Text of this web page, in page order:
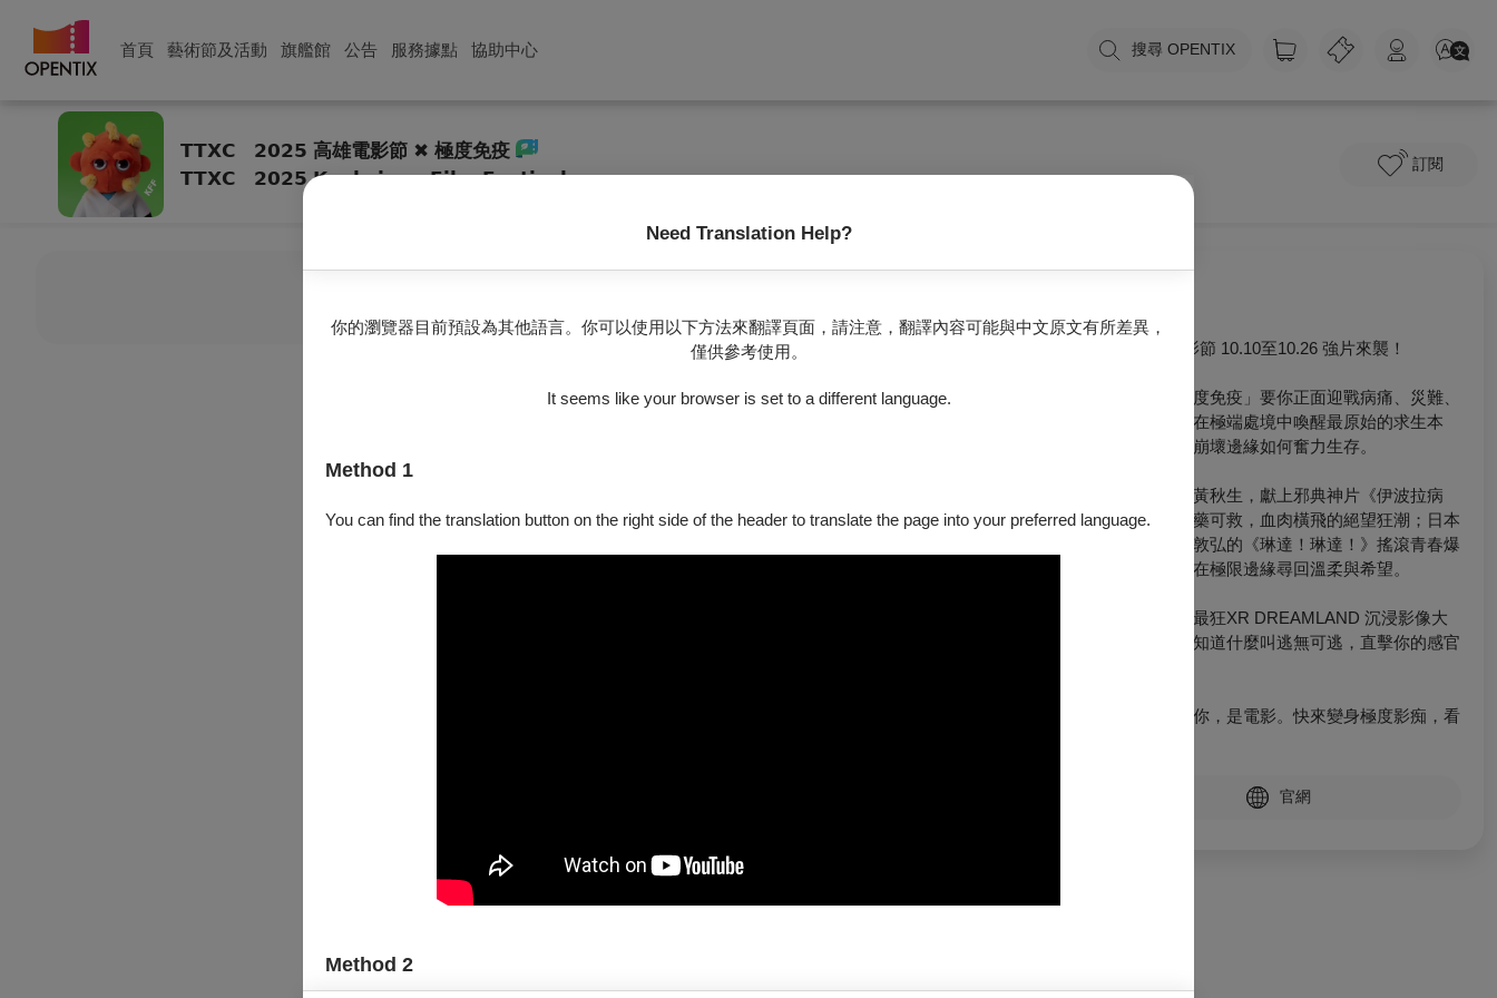
首頁 藝術節及活動 旗艦館 公告 服務據點 協助中心 搜尋 OPENTIX
Need Translation Help?
你的瀏覽器目前預設為其他語言。你可以使用以下方法來翻譯頁面，請注意，翻譯內容可能與中文原文有所差異，
僅供參考使用。
It seems like your browser is set to a different language.
Method 1
You can find the translation button on the right side of the header to translate the page into your preferred language.
Method 2
𝗧𝗧𝗫𝗖 𝟮𝟬𝟮𝟱 高雄電影節 ✖ 極度免疫
𝗧𝗧𝗫𝗖 𝟮𝟬𝟮𝟱 𝗞𝗮𝗼𝗵𝘀𝗶𝘂𝗻𝗴 𝗙𝗶𝗹𝗺 𝗙𝗲𝘀𝘁𝗶𝘃𝗮𝗹
訂閱
2025 高雄電影節 10.10至10.26 強片來襲！
年度主題「極度免疫」要你正面迎戰病痛、災難、
畸戀與崩壞，在極端處境中喚醒最原始的求生本
能，揭示人在崩壞邊緣如何奮力生存。
焦點影人專題黃秋生，獻上邪典神片《伊波拉病
毒》，狂到無藥可救，血肉橫飛的絕望狂潮；日本
導演專題山下敦弘的《琳達！琳達！》搖滾青春爆
擊你的心臟，在極限邊緣尋回溫柔與希望。
招牌必看亞洲最狂XR DREAMLAND 沉浸影像大
展，沉進去才知道什麼叫逃無可逃，直擊你的感官
不是病毒卡住你，是電影。快來變身極度影痴，看
官網